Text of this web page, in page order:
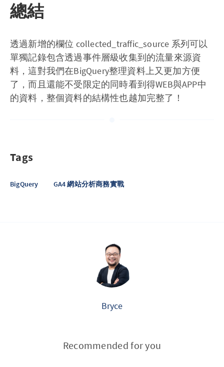
總結
透過新增的欄位 collected_traffic_source 系列可以
單獨記錄包含透過事件層級收集到的流量來源資
料，這對我們在BigQuery整理資料上又更加方便
了，而且還能不受限定的同時看到得WEB與APP中
的資料，整個資料的結構性也越加完整了！
Tags
BigQuery GA4 網站分析商務實戰
Bryce
Recommended for you